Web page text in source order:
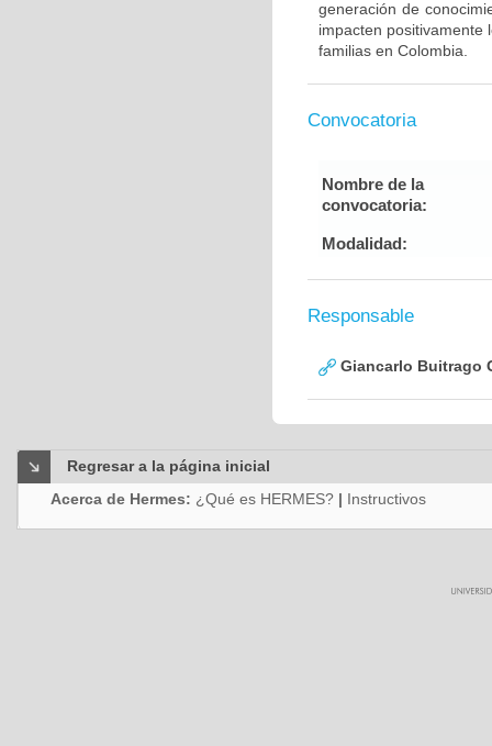
generación de
impacten positivamente
familias en Colombia.
Convocatoria
Nombre de la
convocatoria:
Modalidad:
Responsable
Giancarlo Buitrago
Regresar a la página inicial
Acerca de Hermes: ¿Qué es HERMES? | Instructivos